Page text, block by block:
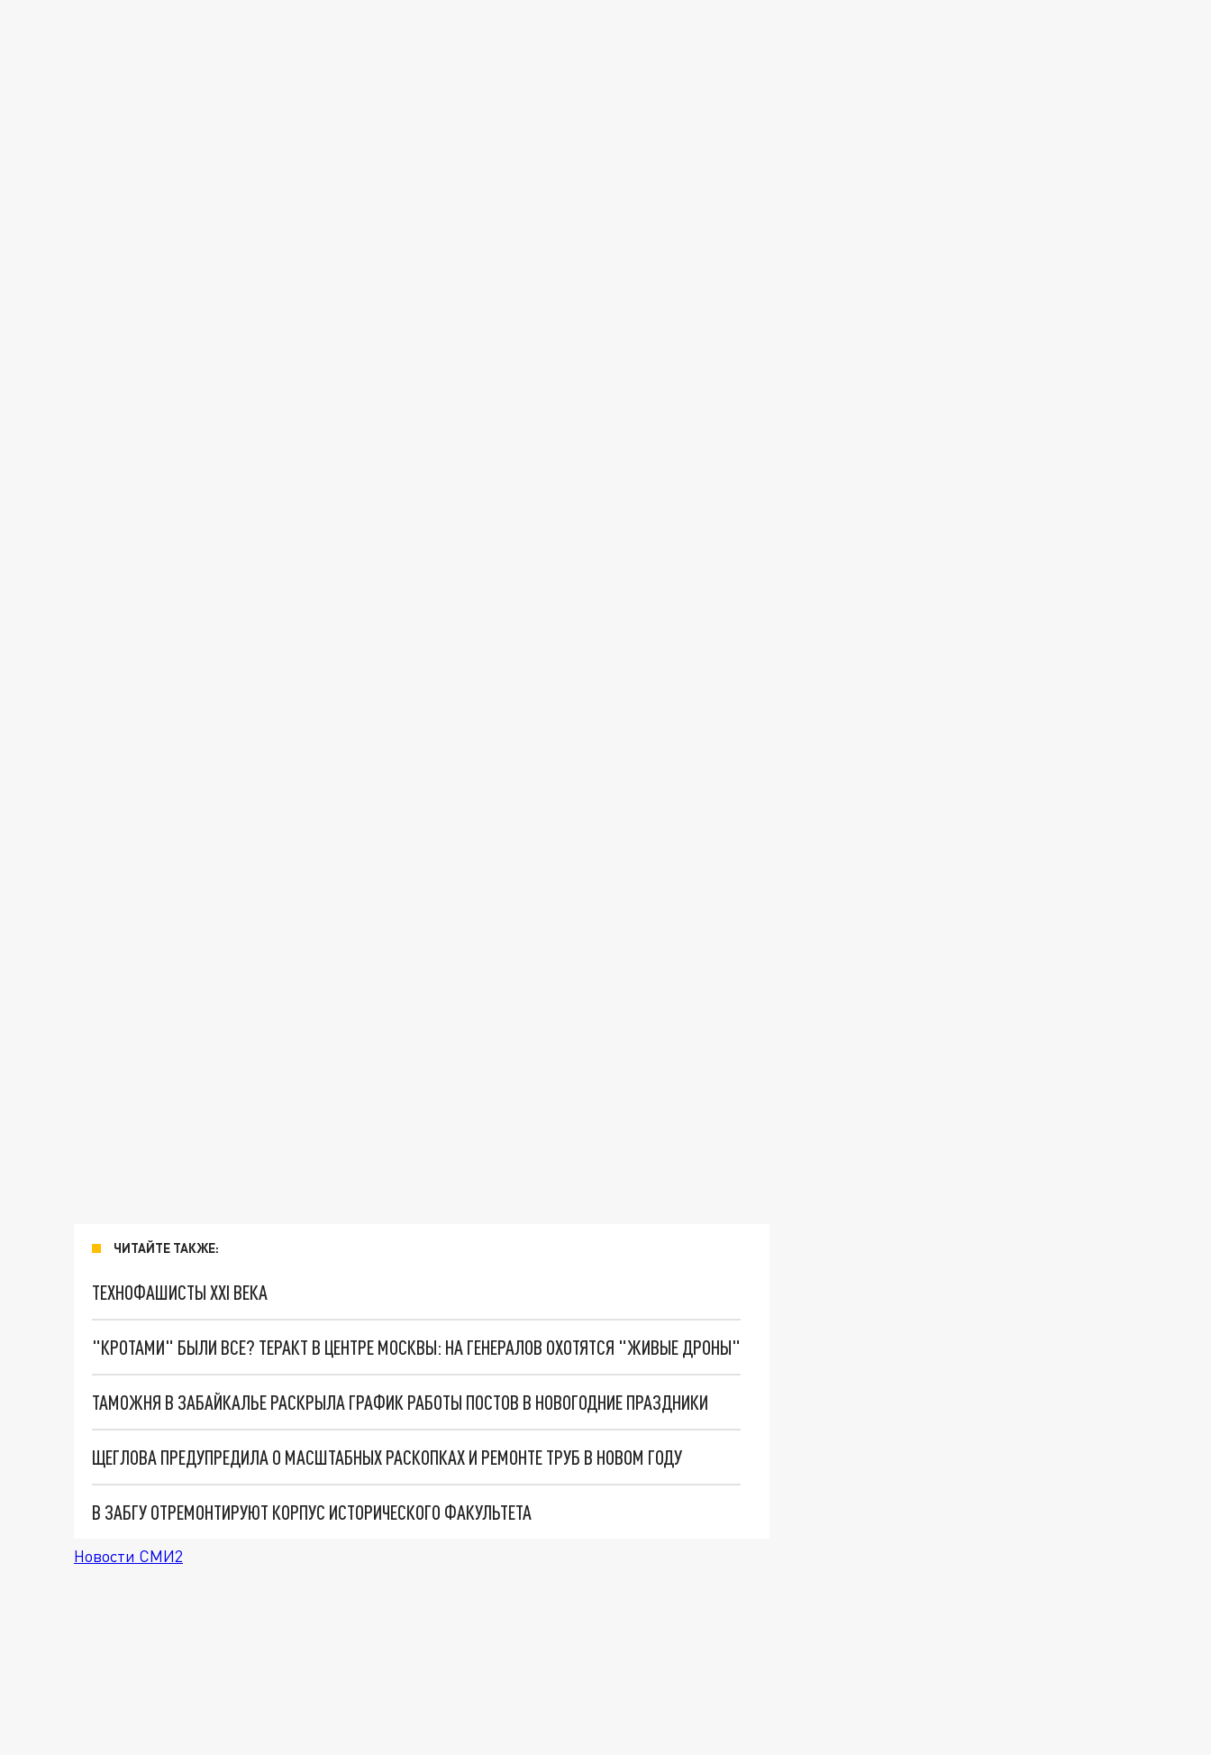
ЧИТАЙТЕ ТАКЖЕ:
ТЕХНОФАШИСТЫ XXI ВЕКА
"КРОТАМИ" БЫЛИ ВСЕ? ТЕРАКТ В ЦЕНТРЕ МОСКВЫ: НА ГЕНЕРАЛОВ ОХОТЯТСЯ "ЖИВЫЕ ДРОНЫ"
ТАМОЖНЯ В ЗАБАЙКАЛЬЕ РАСКРЫЛА ГРАФИК РАБОТЫ ПОСТОВ В НОВОГОДНИЕ ПРАЗДНИКИ
ЩЕГЛОВА ПРЕДУПРЕДИЛА О МАСШТАБНЫХ РАСКОПКАХ И РЕМОНТЕ ТРУБ В НОВОМ ГОДУ
В ЗАБГУ ОТРЕМОНТИРУЮТ КОРПУС ИСТОРИЧЕСКОГО ФАКУЛЬТЕТА
Новости СМИ2